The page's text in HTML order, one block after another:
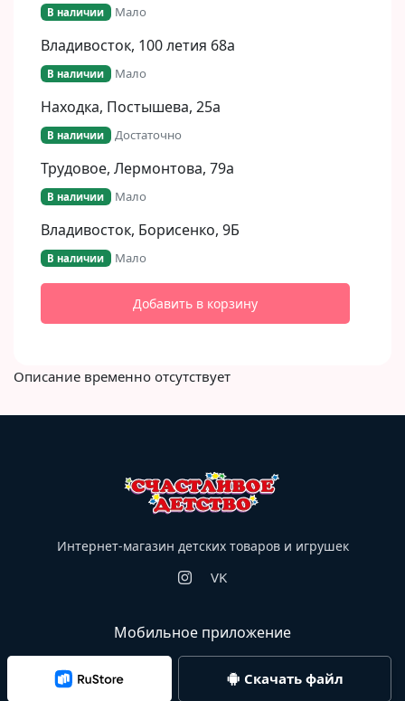
В наличии Мало
Владивосток, 100 летия 68а
В наличии Мало
Находка, Постышева, 25а
В наличии Достаточно
Трудовое, Лермонтова, 79а
В наличии Мало
Владивосток, Борисенко, 9Б​
В наличии Мало
Добавить в корзину
Описание временно отсутствует
Интернет-магазин детских товаров и игрушек
VK
Мобильное приложение
Скачать файл